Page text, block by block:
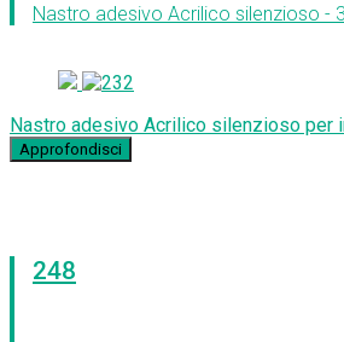
Nastro adesivo Acrilico silenzioso -
Nastro adesivo Acrilico silenzioso per
Approfondisci
248